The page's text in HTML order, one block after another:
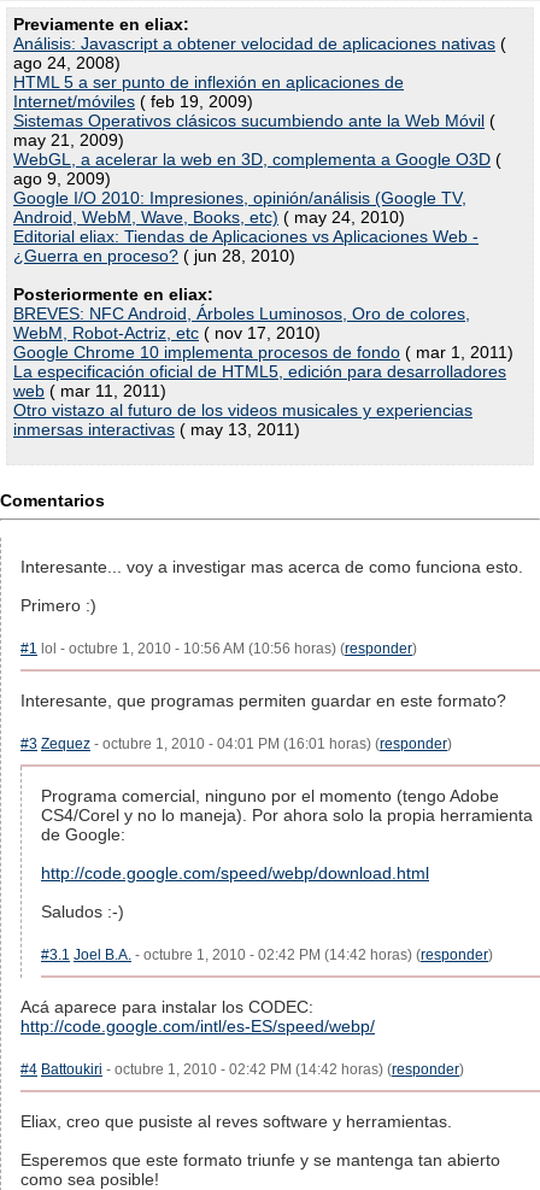
Previamente en eliax:
Análisis: Javascript a obtener velocidad de aplicaciones nativas (
ago 24, 2008)
HTML 5 a ser punto de inflexión en aplicaciones de
Internet/móviles ( feb 19, 2009)
Sistemas Operativos clásicos sucumbiendo ante la Web Móvil (
may 21, 2009)
WebGL, a acelerar la web en 3D, complementa a Google O3D (
ago 9, 2009)
Google I/O 2010: Impresiones, opinión/análisis (Google TV,
Android, WebM, Wave, Books, etc) ( may 24, 2010)
Editorial eliax: Tiendas de Aplicaciones vs Aplicaciones Web -
¿Guerra en proceso? ( jun 28, 2010)
Posteriormente en eliax:
BREVES: NFC Android, Árboles Luminosos, Oro de colores,
WebM, Robot-Actriz, etc ( nov 17, 2010)
Google Chrome 10 implementa procesos de fondo ( mar 1, 2011)
La especificación oficial de HTML5, edición para desarrolladores
web ( mar 11, 2011)
Otro vistazo al futuro de los videos musicales y experiencias
inmersas interactivas ( may 13, 2011)
Comentarios
Interesante... voy a investigar mas acerca de como funciona esto.
Primero :)
#1 lol - octubre 1, 2010 - 10:56 AM (10:56 horas) (responder)
Interesante, que programas permiten guardar en este formato?
#3 Zequez - octubre 1, 2010 - 04:01 PM (16:01 horas) (responder)
Programa comercial, ninguno por el momento (tengo Adobe
CS4/Corel y no lo maneja). Por ahora solo la propia herramienta
de Google:
http://code.google.com/speed/webp/download.html
Saludos :-)
#3.1 Joel B.A. - octubre 1, 2010 - 02:42 PM (14:42 horas) (responder)
Acá aparece para instalar los CODEC:
http://code.google.com/intl/es-ES/speed/webp/
#4 Battoukiri - octubre 1, 2010 - 02:42 PM (14:42 horas) (responder)
Eliax, creo que pusiste al reves software y herramientas.
Esperemos que este formato triunfe y se mantenga tan abierto
como sea posible!